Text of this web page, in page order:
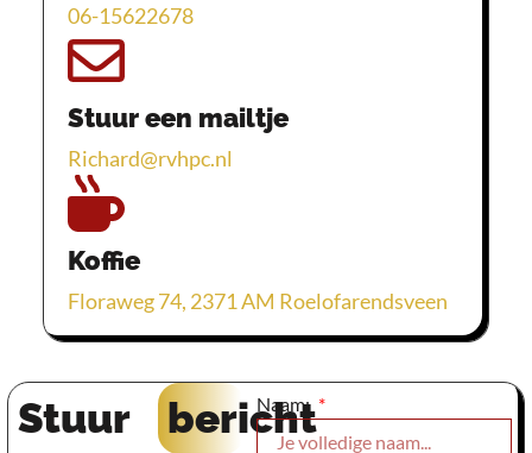
06-15622678
Stuur een mailtje
Richard@rvhpc.nl
Koffie
Floraweg 74, 2371 AM Roelofarendsveen
Stuur
bericht
Naam: